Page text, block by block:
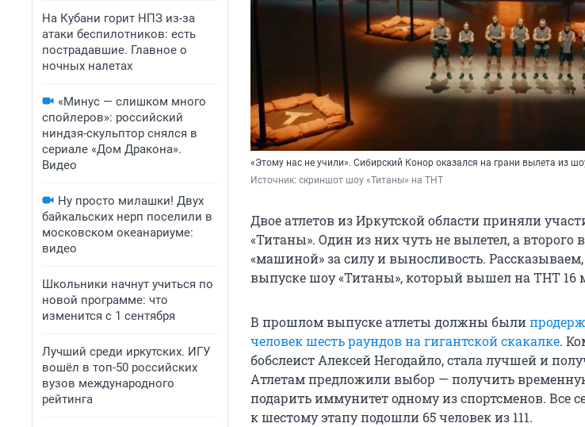
На Кубани горит НПЗ из-за
атаки беспилотников: есть
пострадавшие. Главное о
ночных налетах
«Минус — слишком много
спойлеров»: российский
ниндзя-скульптор снялся в
сериале «Дом Дракона».
Видео
Ну просто милашки! Двух
байкальских нерп поселили в
московском океанариуме:
видео
Школьники начнут учиться по
новой программе: что
изменится с 1 сентября
Лучший среди иркутских. ИГУ
вошёл в топ-50 российских
вузов международного
рейтинга
«Этому нас не учили». Сибирский Конор оказался на грани вылета из
Источник: скриншот шоу «Титаны» на ТНТ
Двое атлетов из Иркутской области приняли
«Титаны». Один из них чуть не вылетел, а второго
«машиной» за силу и выносливость.
выпуске шоу «Титаны», который вышел на ТНТ 16
В прошлом выпуске атлеты должны были
человек шесть раундов на гигантской скакалке.
бобслеист Алексей Негодайло, стала лучшей и
Атлетам предложили выбор — получить
подарить иммунитет одному из спортсменов. Все
к шестому этапу подошли 65 человек из 111.